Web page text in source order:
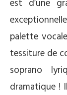
est d’une
palette
tessiture de
soprano
dramatique !